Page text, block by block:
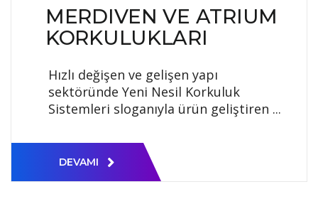
MERDIVEN VE ATRIUM
KORKULUKLARI
Hızlı değişen ve gelişen yapı
sektöründe Yeni Nesil Korkuluk
Sistemleri sloganıyla ürün geliştiren ...
DEVAMI